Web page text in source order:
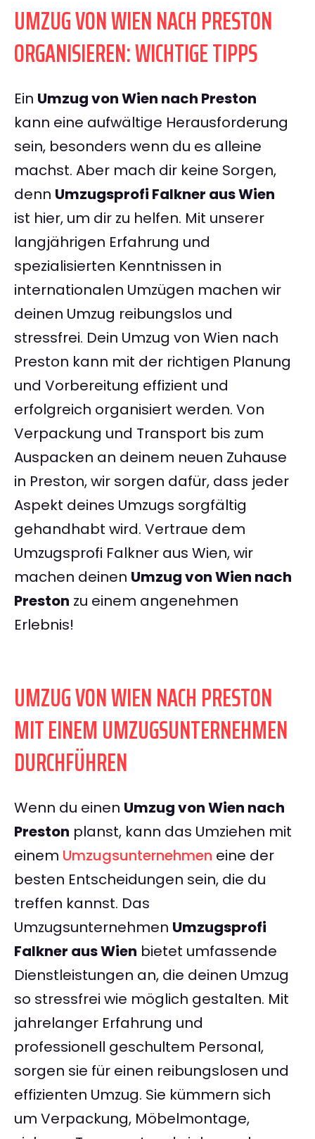
UMZUG VON WIEN NACH PRESTON
ORGANISIEREN: WICHTIGE TIPPS
Ein Umzug von Wien nach Preston
kann eine aufwältige Herausforderung
sein, besonders wenn du es alleine
machst. Aber mach dir keine Sorgen,
denn Umzugsprofi Falkner aus Wien
ist hier, um dir zu helfen. Mit unserer
langjährigen Erfahrung und
spezialisierten Kenntnissen in
internationalen Umzügen machen wir
deinen Umzug reibungslos und
stressfrei. Dein Umzug von Wien nach
Preston kann mit der richtigen Planung
und Vorbereitung effizient und
erfolgreich organisiert werden. Von
Verpackung und Transport bis zum
Auspacken an deinem neuen Zuhause
in Preston, wir sorgen dafür, dass jeder
Aspekt deines Umzugs sorgfältig
gehandhabt wird. Vertraue dem
Umzugsprofi Falkner aus Wien, wir
machen deinen Umzug von Wien nach
Preston zu einem angenehmen
Erlebnis!
UMZUG VON WIEN NACH PRESTON
MIT EINEM UMZUGSUNTERNEHMEN
DURCHFÜHREN
Wenn du einen Umzug von Wien nach
Preston planst, kann das Umziehen mit
einem Umzugsunternehmen eine der
besten Entscheidungen sein, die du
treffen kannst. Das
Umzugsunternehmen Umzugsprofi
Falkner aus Wien bietet umfassende
Dienstleistungen an, die deinen Umzug
so stressfrei wie möglich gestalten. Mit
jahrelanger Erfahrung und
professionell geschultem Personal,
sorgen sie für einen reibungslosen und
effizienten Umzug. Sie kümmern sich
um Verpackung, Möbelmontage,